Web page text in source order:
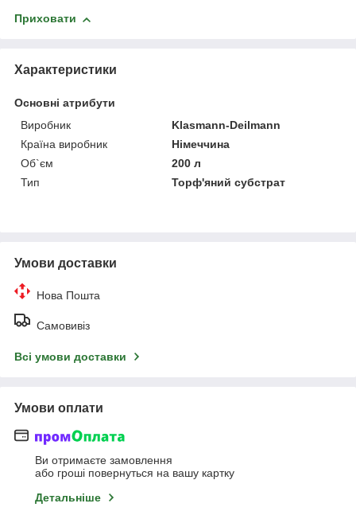
Приховати
Характеристики
Основні атрибути
Виробник
Klasmann-Deilmann
Країна виробник
Німеччина
Об`єм
200 л
Тип
Торф'яний субстрат
Умови доставки
Нова Пошта
Самовивіз
Всі умови доставки
Умови оплати
Ви отримаєте замовлення
або гроші повернуться на вашу картку
Детальніше